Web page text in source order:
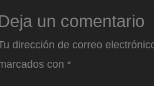
un comentario
dirección de correo
con *